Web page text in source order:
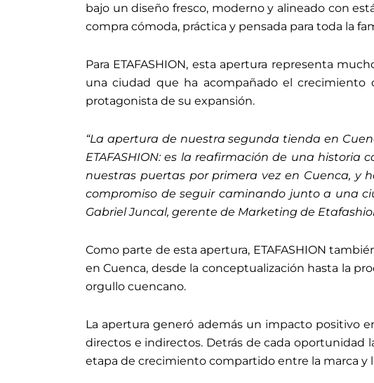
bajo un diseño fresco, moderno y alineado con
compra cómoda, práctica y pensada para toda la
Para ETAFASHION, esta apertura representa
una ciudad que ha acompañado el
protagonista de su expansión.
“La apertura de nuestra segunda tienda en
ETAFASHION: es la reafirmación de una
nuestras puertas por primera vez en Cuenca, y
compromiso de seguir caminando junto a una
Gabriel Juncal, gerente de Marketing de
Como parte de esta apertura, ETAFASHION
en Cuenca, desde la conceptualización hasta la
orgullo cuencano.
La apertura generó además un impacto positivo
directos e indirectos. Detrás de cada oportunidad
etapa de crecimiento compartido entre la marca y